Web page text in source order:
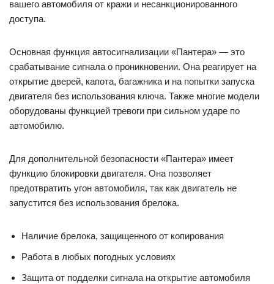
вашего автомобиля от кражи и несанкционированного
доступа.
Основная функция автосигнализации «Пантера» — это
срабатывание сигнала о проникновении. Она реагирует на
открытие дверей, капота, багажника и на попытки запуска
двигателя без использования ключа. Также многие модели
оборудованы функцией тревоги при сильном ударе по
автомобилю.
Для дополнительной безопасности «Пантера» имеет
функцию блокировки двигателя. Она позволяет
предотвратить угон автомобиля, так как двигатель не
запустится без использования брелока.
Наличие брелока, защищенного от копирования
Работа в любых погодных условиях
Защита от подделки сигнала на открытие автомобиля